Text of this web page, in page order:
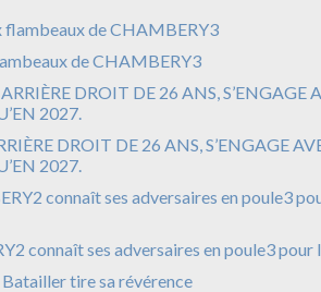
de CHAMBERY3
DROIT DE 26 ANS, S’ENGAGE
2027.
connaît ses adversaires en poule3 pour